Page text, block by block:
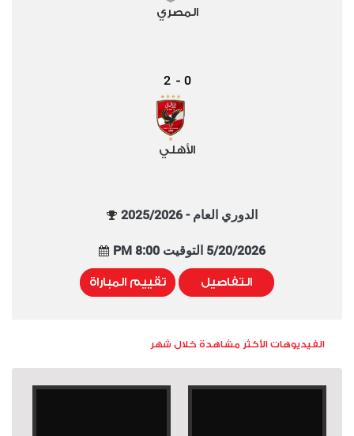
المصري
0
-
2
الأهلي
الدوري العام - 2025/2026
5/20/2026 التوقيت 8:00 PM
التفاصيل تقييم المباراة
الفيديوهات الأكثر مشاهدة خلال شهر